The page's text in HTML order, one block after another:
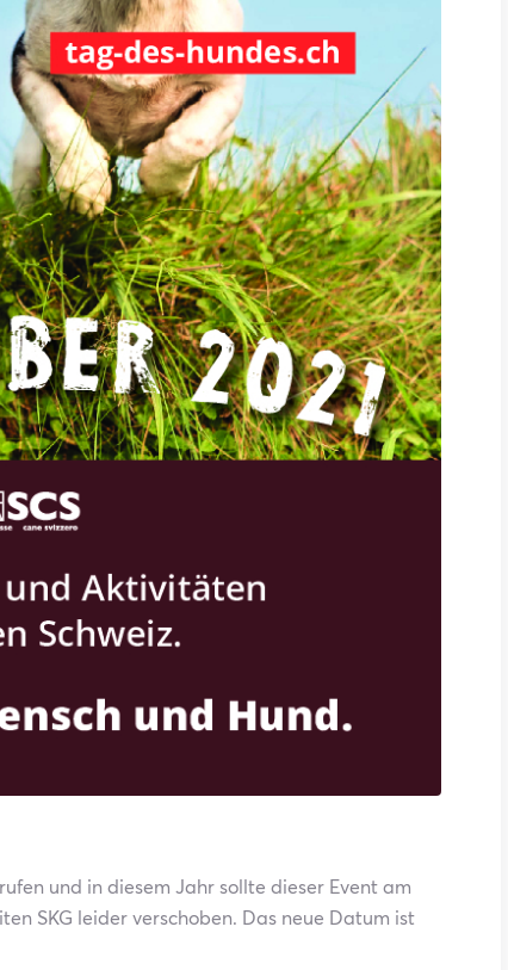
und in diesem Jahr sollte dieser Event am
SKG leider verschoben. Das neue Datum ist